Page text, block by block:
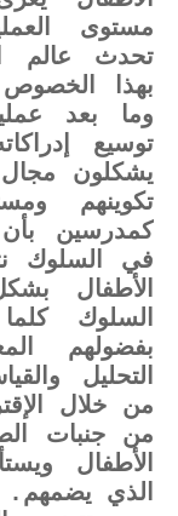
مستوى
تحدث عالم
بهذا
وما بعد
توسيع
يشكلون مجال
تكوينهم
كمدرسين بأن
في السلوك
الأطفال
السلوك
بفضولهم
التحليل
من خلال
من جنبات
الأطفال
الذي يضمهم.